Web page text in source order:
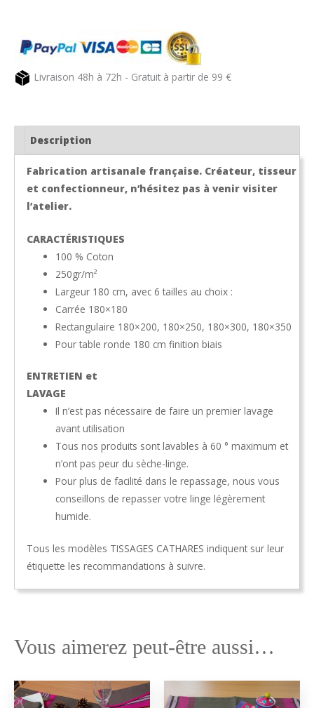
gris
fuchsiaLivraison 48h à 72h - Gratuit à partir de 99 €
Description
Fabrication artisanale française. Créateur, tisseur
et confectionneur, n’hésitez pas à venir visiter
l’atelier.
CARACTÉRISTIQUES
100 % Coton
250gr/m²
Largeur 180 cm, avec 6 tailles au choix :
Carrée 180×180
Rectangulaire 180×200, 180×250, 180×300, 180×350
Pour table ronde 180 cm finition biais
ENTRETIEN et
LAVAGE
Il n’est pas nécessaire de faire un premier lavage
avant utilisation
Tous nos produits sont lavables à 60 ° maximum et
n’ont pas peur du sèche-linge.
Pour plus de facilité dans le repassage, nous vous
conseillons de repasser votre linge légèrement
humide.
Tous les modèles TISSAGES CATHARES indiquent sur leur
étiquette les recommandations à suivre.
Vous aimerez peut-être aussi…